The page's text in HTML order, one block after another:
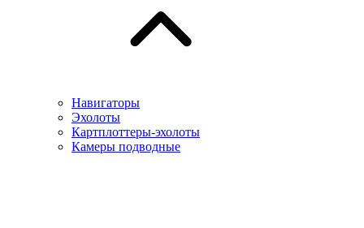
Навигаторы
Эхолоты
Картплоттеры-эхолоты
Камеры подводные